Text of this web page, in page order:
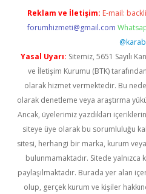
Reklam ve İletişim: E-mail:
forumhizmeti@gmail.com
Yasal Uyarı: Sitemiz, 5651 Sayılı
ve İletişim Kurumu (BTK)
olarak hizmet vermektedir. Bu
olarak denetleme veya araştırma
Ancak, üyelerimiz yazdıkları
siteye üye olarak bu sorumluluğu
sitesi, herhangi bir marka, kurum
bulunmamaktadır. Sitede yalnızca
paylaşılmaktadır. Burada yer alan
olup, gerçek kurum ve kişiler